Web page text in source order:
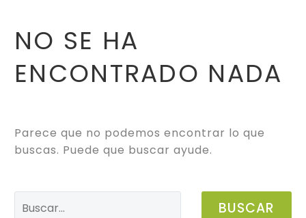
NO SE HA
ENCONTRADO NADA
Parece que no podemos encontrar lo que
buscas. Puede que buscar ayude.
BUSCAR